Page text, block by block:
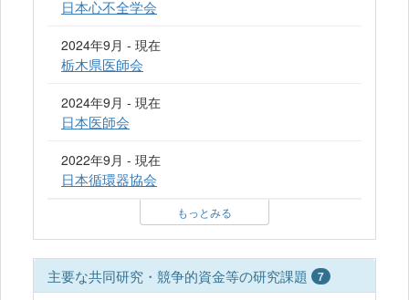
日本心不全学会
2024年9月 - 現在
栃木県医師会
2024年9月 - 現在
日本医師会
2022年9月 - 現在
日本循環器協会
もっとみる
主要な共同研究・競争的資金等の研究課題 7